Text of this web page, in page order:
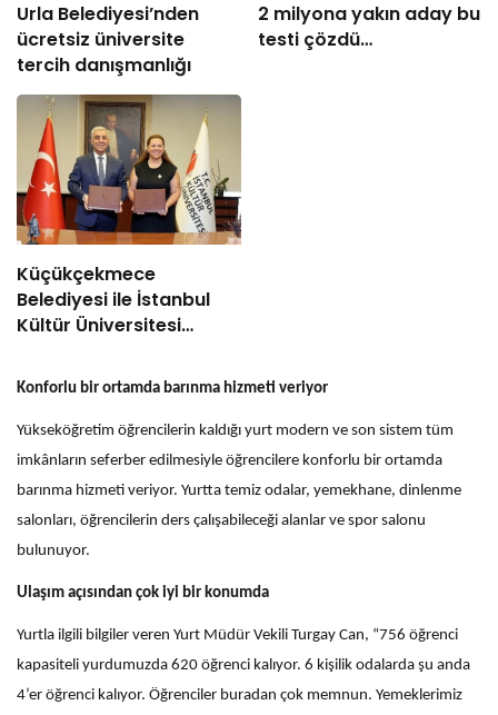
Urla Belediyesi’nden
ücretsiz üniversite
tercih danışmanlığı
2 milyona yakın aday bu
testi çözdü…
Küçükçekmece
Belediyesi ile İstanbul
Kültür Üniversitesi
Alanında İş Birliği
Konforlu bir ortamda barınma hizmeti veriyor
Yükseköğretim öğrencilerin kaldığı yurt modern ve son sistem tüm
imkânların seferber edilmesiyle öğrencilere konforlu bir ortamda
barınma hizmeti veriyor. Yurtta temiz odalar, yemekhane, dinlenme
salonları, öğrencilerin ders çalışabileceği alanlar ve spor salonu
bulunuyor.
Ulaşım açısından çok iyi bir konumda
Yurtla ilgili bilgiler veren Yurt Müdür Vekili Turgay Can, “756 öğrenci
kapasiteli yurdumuzda 620 öğrenci kalıyor. 6 kişilik odalarda şu anda
4’er öğrenci kalıyor. Öğrenciler buradan çok memnun. Yemeklerimiz